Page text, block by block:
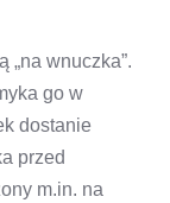
„na wnuczka”.
go w
dostanie
przed
m.in. na